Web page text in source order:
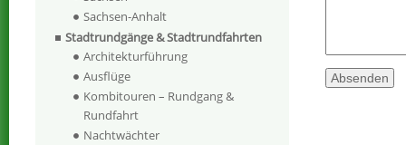
Sachsen-Anhalt
Stadtrundgänge & Stadtrundfahrten
Architekturführung
Ausflüge
Kombitouren – Rundgang &
Rundfahrt
Nachtwächter